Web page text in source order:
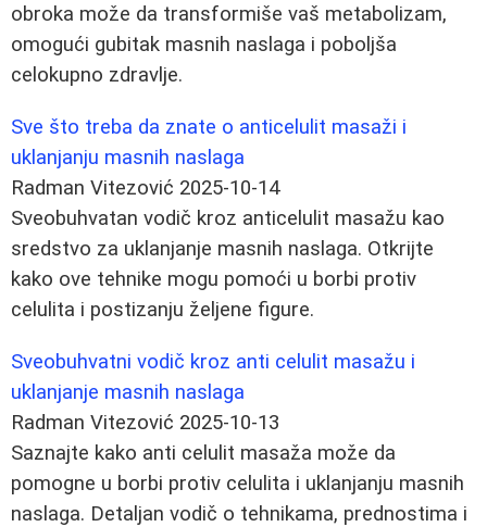
obroka može da transformiše vaš metabolizam,
omogući gubitak masnih naslaga i poboljša
celokupno zdravlje.
Sve što treba da znate o anticelulit masaži i
uklanjanju masnih naslaga
Radman Vitezović 2025-10-14
Sveobuhvatan vodič kroz anticelulit masažu kao
sredstvo za uklanjanje masnih naslaga. Otkrijte
kako ove tehnike mogu pomoći u borbi protiv
celulita i postizanju željene figure.
Sveobuhvatni vodič kroz anti celulit masažu i
uklanjanje masnih naslaga
Radman Vitezović 2025-10-13
Saznajte kako anti celulit masaža može da
pomogne u borbi protiv celulita i uklanjanju masnih
naslaga. Detaljan vodič o tehnikama, prednostima i